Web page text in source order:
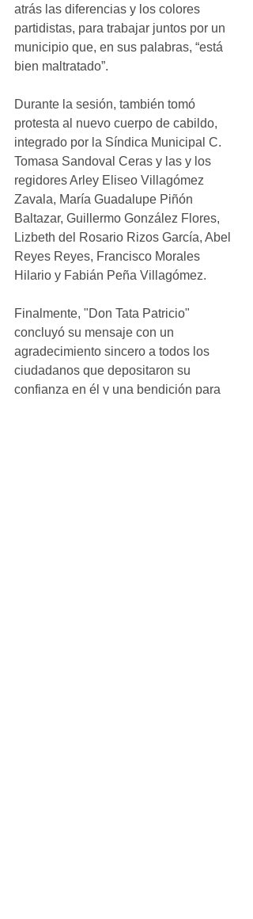
atrás las diferencias y los colores
partidistas, para trabajar juntos por un
municipio que, en sus palabras, “está
bien maltratado”.
Durante la sesión, también tomó
protesta al nuevo cuerpo de cabildo,
integrado por la Síndica Municipal C.
Tomasa Sandoval Ceras y las y los
regidores Arley Eliseo Villagómez
Zavala, María Guadalupe Piñón
Baltazar, Guillermo González Flores,
Lizbeth del Rosario Rizos García, Abel
Reyes Reyes, Francisco Morales
Hilario y Fabián Peña Villagómez.
Finalmente, "Don Tata Patricio"
concluyó su mensaje con un
agradecimiento sincero a todos los
ciudadanos que depositaron su
confianza en él y una bendición para